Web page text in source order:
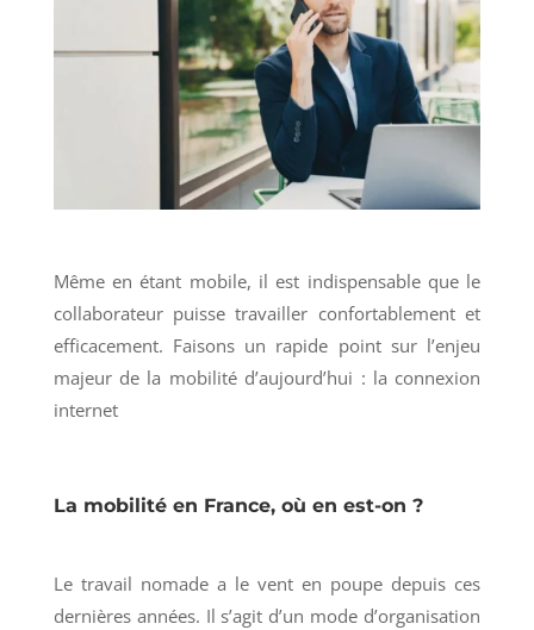
Même en étant mobile, il est indispensable que le
collaborateur puisse travailler confortablement et
efficacement. Faisons un rapide point sur l’enjeu
majeur de la mobilité d’aujourd’hui : la connexion
internet
La mobilité en France, où en est-on ?
Le travail nomade a le vent en poupe depuis ces
dernières années. Il s’agit d’un mode d’organisation